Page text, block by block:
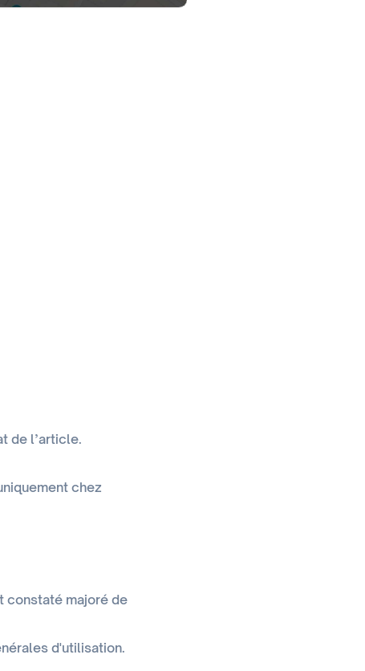
de l’article.
chez
constaté majoré de
d'utilisation.